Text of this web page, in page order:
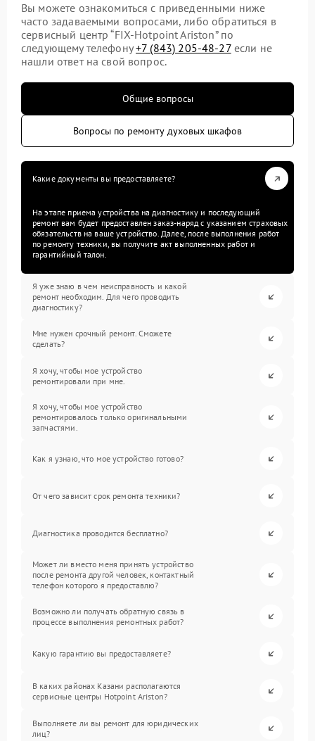
Вы можете ознакомиться с приведенными ниже
часто задаваемыми вопросами, либо обратиться в
сервисный центр “FIX-Hotpoint Ariston” по
следующему телефону+7 (843) 205-48-27если не
нашли ответ на свой вопрос.
Общие вопросы
Вопросы по ремонту духовых шкафов
Какие документы вы предоставляете?
На этапе приема устройства на диагностику и последующий
ремонт вам будет предоставлен заказ-наряд с указанием страховых
обязательств на ваше устройство. Далее, после выполнения работ
по ремонту техники, вы получите акт выполненных работ и
гарантийный талон.
Я уже знаю в чем неисправность и какой
ремонт необходим. Для чего проводить
диагностику?
Мне нужен срочный ремонт. Сможете
сделать?
Я хочу, чтобы мое устройство
ремонтировали при мне.
Я хочу, чтобы мое устройство
ремонтировалось только оригинальными
запчастями.
Как я узнаю, что мое устройство готово?
От чего зависит срок ремонта техники?
Диагностика проводится бесплатно?
Может ли вместо меня принять устройство
после ремонта другой человек, контактный
телефон которого я предоставлю?
Возможно ли получать обратную связь в
процессе выполнения ремонтных работ?
Какую гарантию вы предоставляете?
В каких районах Казани располагаются
сервисные центры Hotpoint Ariston?
Выполняете ли вы ремонт для юридических
лиц?